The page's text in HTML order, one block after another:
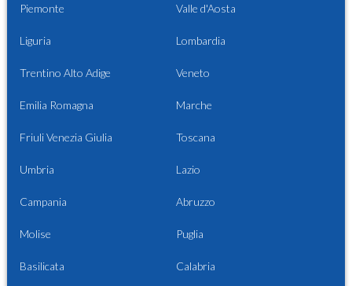
Piemonte Valle d'Aosta
Liguria Lombardia
Trentino Alto Adige Veneto
Emilia Romagna Marche
Friuli Venezia Giulia Toscana
Umbria Lazio
Campania Abruzzo
Molise Puglia
Basilicata Calabria